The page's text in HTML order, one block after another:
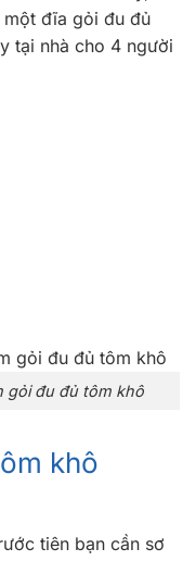
một đĩa gỏi đu đủ
tại nhà cho 4 người
gỏi đu đủ tôm khô
khô
tiên bạn cần sơ